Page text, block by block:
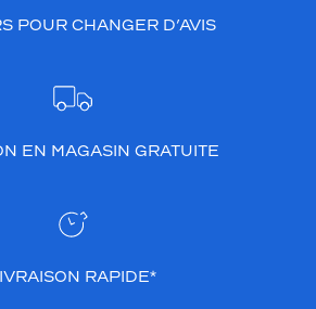
POUR CHANGER D’AVIS
EN MAGASIN GRATUITE
RAPIDE*